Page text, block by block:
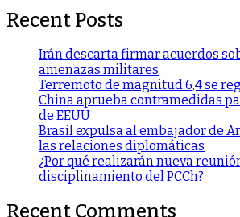
Recent Posts
Irán descarta firmar acuerdos
amenazas militares
Terremoto de magnitud 6,4 se
China aprueba contramedidas
de EEUU
Brasil expulsa al embajador de
las relaciones diplomáticas
¿Por qué realizarán nueva
disciplinamiento del PCCh?
Recent Comments